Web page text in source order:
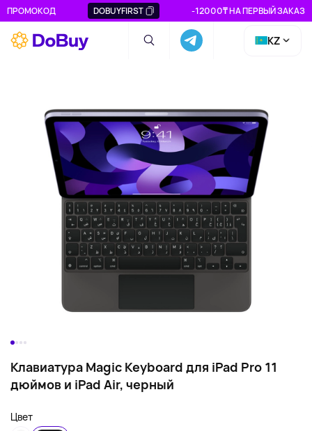
ПРОМОКОД DOBUYFIRST -12000₸ НА ПЕРВЫЙ ЗАКАЗ
KZ
Клавиатура Magic Keyboard для iPad Pro 11
дюймов и iPad Air, черный
Цвет